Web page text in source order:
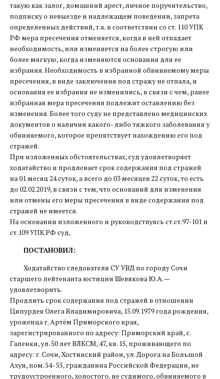
такую как залог, домашний арест, личное поручительство,
подписку о невыезде и надлежащем поведении, запрета
определенных действий, т.к. в соответствии со ст. 110 УПК
РФ мера пресечения отменяется, когда в ней отпадает
необходимость, или изменяется на более строгую или
более мягкую, когда изменяются основания для ее
избрания. Необходимость в избранной обвиняемому меры
пресечения, в виде заключения под стражу не отпала, и
основания ее избрания не изменились, в связи с чем, ранее
избранная мера пресечения подлежит оставлению без
изменения. Более того суду не представлено медицинских
документов о наличии какого- либо тяжкого заболевания у
обвиняемого, которое препятствует нахождению его под
стражей.
При изложенных обстоятельствах, суд удовлетворяет
ходатайство и продлевает срок содержания под стражей
на 01 месяц 24 суток, а всего до 03 месяцев 22 суток, то есть
до 02.02.2019, в связи с тем, что оснований для изменения
или отмены его меры пресечения в виде содержания под
стражей не имеется.
На основании изложенного и руководствуясь ст.ст.97-101 и
ст.109 УПК РФ суд,
ПОСТАНОВИЛ:
Ходатайство следователя СУ УВД по городу Сочи
старшего лейтенанта юстиции Шевякова Ю.А. —
удовлетворить.
Продлить срок содержания под стражей в отношении
Ципурдея Олега Владимировича, 15.09.1979 года рождения,
уроженца г. Артём Приморского края,
зарегистрированного по адресу: Приморский край, с.
Галенки, ул. 50 лет ВЛКСМ, 47, кв. 15, проживающего по
адресу: г. Сочи, Хостинский район, ул. Дорога на Большой
Ахун, пом. 54- 55, гражданина Российской Федерации, не
трудоустроенного, холостого, не судимого, обвиняемого в